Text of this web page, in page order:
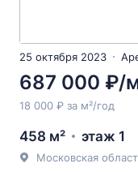
25 октября 2023
687 000 ₽/
18 000 ₽ за м²/год
458 м² этаж 1
Московская